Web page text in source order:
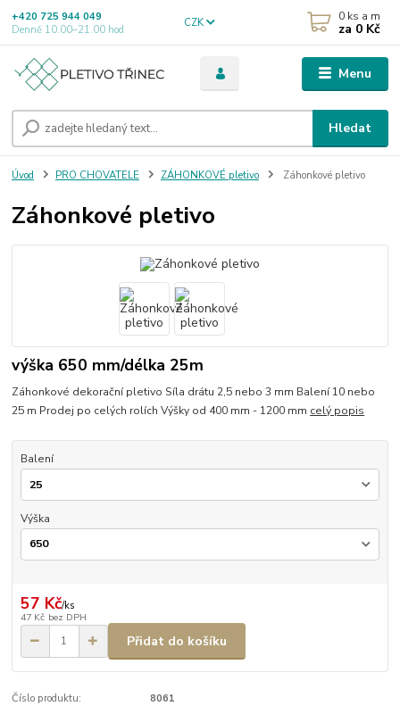
Menu
CZK
Hledat
+420 725 944 049
Denně 10.00–21.00 hod
0 ks a m
za 0 Kč
Úvod PRO CHOVATELE ZÁHONKOVÉ pletivo Záhonkové pletivo
Záhonkové pletivo
výška 650 mm/délka 25m
Záhonkové dekorační pletivo Síla drátu 2,5 nebo 3 mm Balení 10 nebo
25 m Prodej po celých rolích Výšky od 400 mm - 1200 mm celý popis
Balení
Výška
57 Kč/ks
47 Kč bez DPH
Přidat do košíku
Číslo produktu: 8061